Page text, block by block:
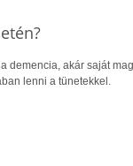
demencia, akár saját
lenni a tünetekkel.